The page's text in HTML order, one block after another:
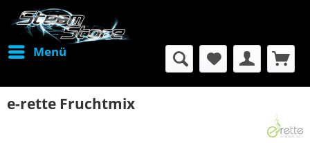
Menü
e-rette Fruchtmix